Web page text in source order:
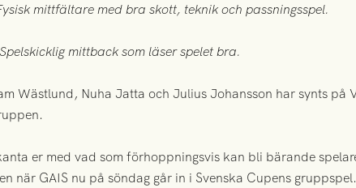
mittfältare med bra skott, teknik och passningsspel.
mittback som läser spelet bra.
Wästlund, Nuha Jatta och Julius Johansson har synts på
er med vad som förhoppningsvis kan bli bärande
när GAIS nu på söndag går in i Svenska Cupens